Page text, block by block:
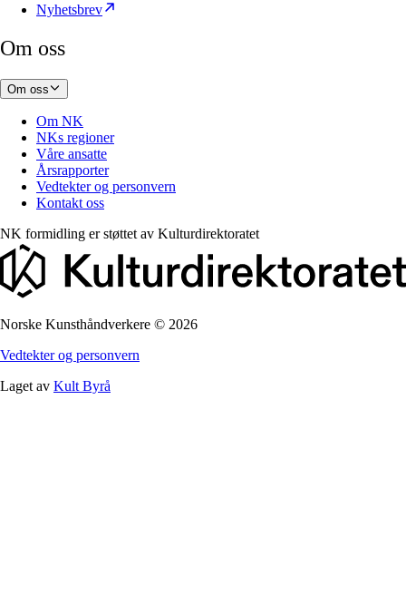
Nyhetsbrev
Om oss
Om oss
Om NK
NKs regioner
Våre ansatte
Årsrapporter
Vedtekter og personvern
Kontakt oss
NK formidling er støttet av Kulturdirektoratet
Norske Kunsthåndverkere © 2026
Vedtekter og personvern
Laget av Kult Byrå